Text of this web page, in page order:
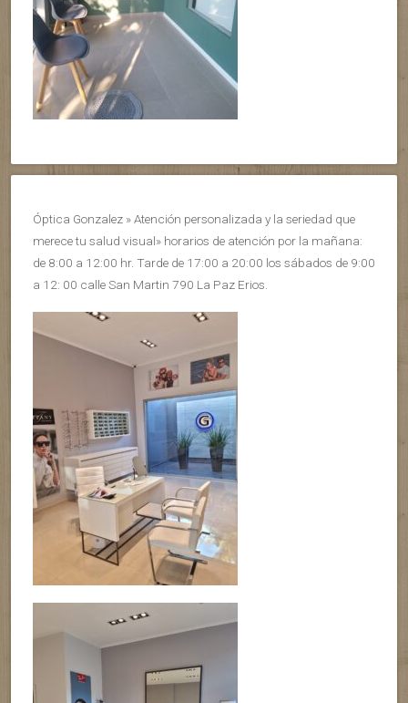
Óptica Gonzalez » Atención personalizada y la seriedad que
merece tu salud visual» horarios de atención por la mañana:
de 8:00 a 12:00 hr. Tarde de 17:00 a 20:00 los sábados de 9:00
a 12: 00 calle San Martin 790 La Paz Erios.